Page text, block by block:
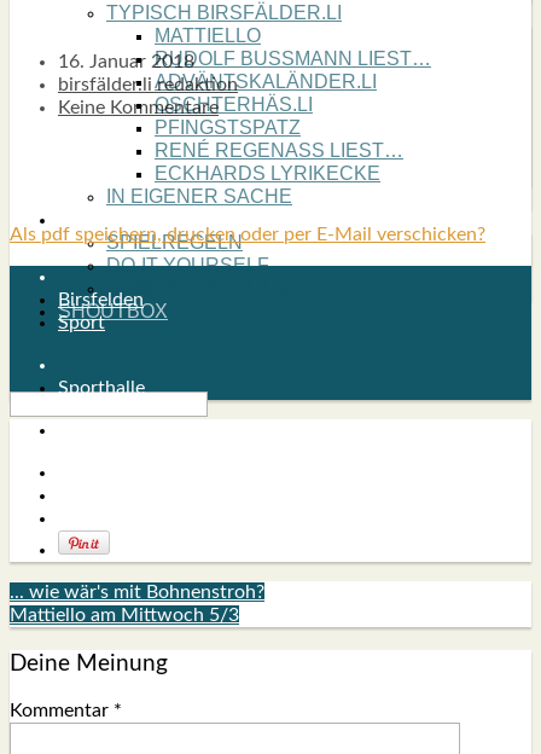
TYPISCH BIRSFÄLDER.LI
MATTIELLO
RUDOLF BUSS­MANN LIEST…
ADVÄNTSKALÄNDER.LI
OSCHTERHÄS.LI
PFINGST­SPATZ
RENÉ REGEN­ASS LIEST…
ECK­HARDS LYRIK­ECKE
IN EIGE­NER SACHE
SPIEL­RE­GELN
DO-IT-YOUR­S­ELF
BIRSFÄLDER.LI-ABO
SHOUT­BOX
16. Januar 2018
birsfälder.li redaktion
Keine Kommentare
Als pdf speichern, drucken oder per E-Mail verschicken?
Birsfelden
Sport
Sporthalle
... wie wär's mit Bohnenstroh?
Mattiello am Mittwoch 5/3
Deine Meinung
Kommentar *